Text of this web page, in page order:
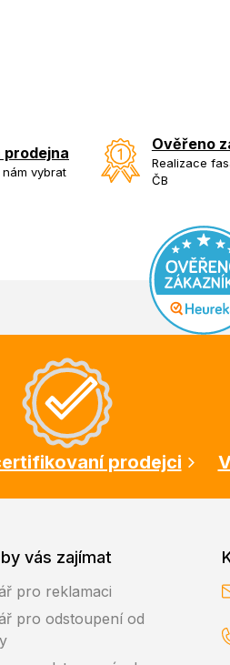
prodejna
vybrat
Ověřeno
Realizace
ČB
prodejci
vás zajímat
pro reklamaci
pro odstoupení od